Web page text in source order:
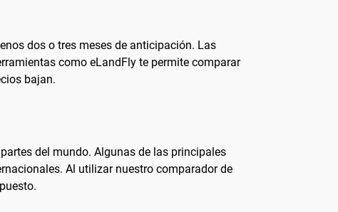
dos o tres meses de anticipación. Las
como eLandFly te permite comparar
bajan.
del mundo. Algunas de las principales
Al utilizar nuestro comparador de